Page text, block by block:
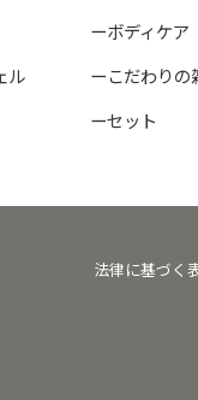
ル
ーボディケア
ーこだわりの
ーセット
法律に基づく